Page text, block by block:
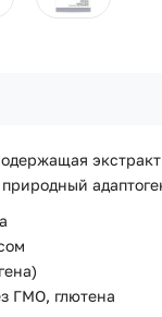
ГМО, глютена